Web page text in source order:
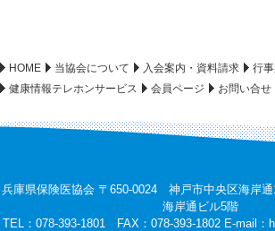
HOME 当協会について 入会案内・資料請求 行
健康情報テレホンサービス
会員ページ お問い合せ
兵庫県保険医協会 〒650-0024 神戸市中央区海岸
海岸通ビル5階
TEL：078-393-1801 FAX：078-393-1802 E-mail：